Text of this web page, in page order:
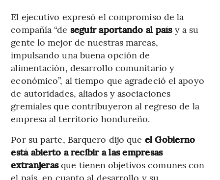
El ejecutivo expresó el compromiso de la
compañía “de seguir aportando al paísy a su
gente lo mejor de nuestras marcas,
impulsando una buena opción de
alimentación, desarrollo comunitario y
económico”, al tiempo que agradeció el apoyo
de autoridades, aliados y asociaciones
gremiales que contribuyeron al regreso de la
empresa al territorio hondureño.
Por su parte, Barquero dijo que el Gobierno
está abierto a recibir a las empresas
extranjerasque tienen objetivos comunes con
el país, en cuanto al desarrollo y su